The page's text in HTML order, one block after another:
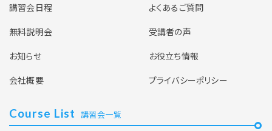
講習会日程
よくあるご質問
無料説明会
受講者の声
お知らせ
お役立ち情報
会社概要
プライバシーポリシー
Course List 講習会一覧